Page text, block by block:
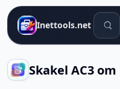
Inettools.net Soek
Skakel AC3 om